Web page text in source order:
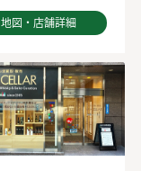
地図・店舗詳細